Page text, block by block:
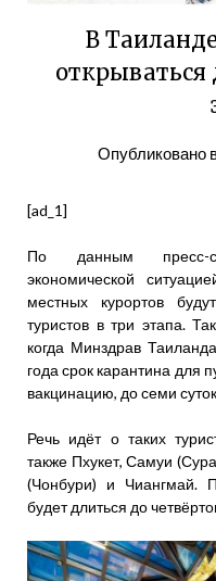
В
открываться
Опубликовано
[ad_1]
По данным пресс-
экономической
местных курортов
туристов в три этапа.
когда Минздрав
года срок карантина для
вакцинацию, до семи
Речь идёт о таких
также Пхукет, Самуи
(Чонбури) и Чиангмай.
будет длиться до